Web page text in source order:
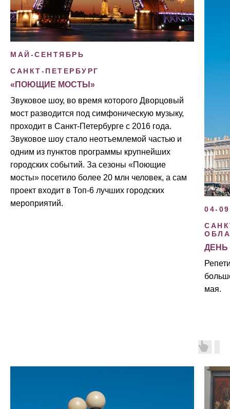
МАЙ-СЕНТЯБРЬ
САНКТ-ПЕТЕРБУРГ
«ПОЮЩИЕ МОСТЫ»
Звуковое шоу, во время которого Дворцовый
мост разводится под симфоническую музыку,
проходит в Санкт-Петербурге с 2016 года.
Звуковое шоу стало неотъемлемой частью и
одним из пунктов программы крупнейших
городских событий. За сезоны «Поющие
мосты» посетило более 20 млн человек, а сам
проект входит в Топ-6 лучших городских
мероприятий.
04-
мая.